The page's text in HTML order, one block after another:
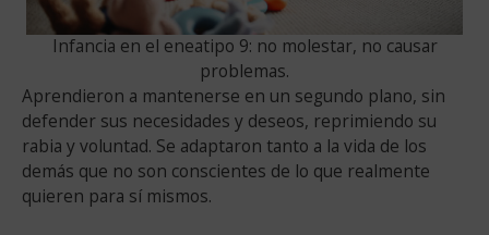
Infancia en el eneatipo 9: no molestar, no causar
problemas.
Aprendieron a mantenerse en un segundo plano, sin
defender sus necesidades y deseos, reprimiendo su
rabia y voluntad. Se adaptaron tanto a la vida de los
demás que no son conscientes de lo que realmente
quieren para sí mismos.